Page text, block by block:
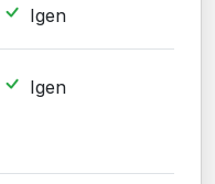
Igen
Igen